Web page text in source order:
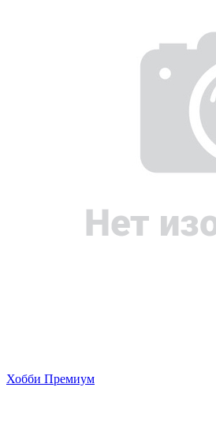
Хобби Премиум